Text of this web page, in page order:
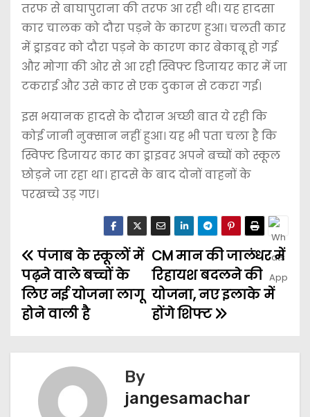
तरफ से बाघापुराना की तरफ आ रही थी। यह हादसा
कार चालक को दौरा पड़ने के कारण हुआ। चलती कार
में ड्राइवर को दौरा पड़ने के कारण कार बेकाबू हो गई
और मोगा की ओर से आ रही स्विफ्ट डिजायर कार में जा
टकराई और उसे कार से एक दुकान से टकरा गई।
इस भयानक हादसे के दौरान अच्छी बात ये रही कि
कोई जानी नुक्सान नहीं हुआ। यह भी पता चला है कि
स्विफ्ट डिजायर कार का ड्राइवर अपने बच्चों को स्कूल
छोड़ने जा रहा था। हादसे के बाद दोनों वाहनों के
परखच्चे उड़ गए।
CM मान की जालंधर में
रिहायश बदलने की
योजना, नए इलाके में
होंगे शिफ्ट
पंजाब के स्कूलों में
पढ़ने वाले बच्चों के
लिए नई योजना लागू
होने वाली है
By
jangesamachar